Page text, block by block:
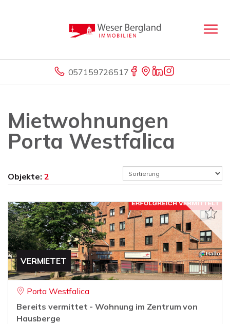
057159726517
Mietwohnungen
Porta Westfalica
Objekte: 2
VERMIETET
Porta Westfalica
Bereits vermittet - Wohnung im Zentrum von
Hausberge